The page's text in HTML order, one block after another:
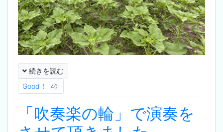
続きを読む
Good！
40
「吹奏楽の輪」で演奏を